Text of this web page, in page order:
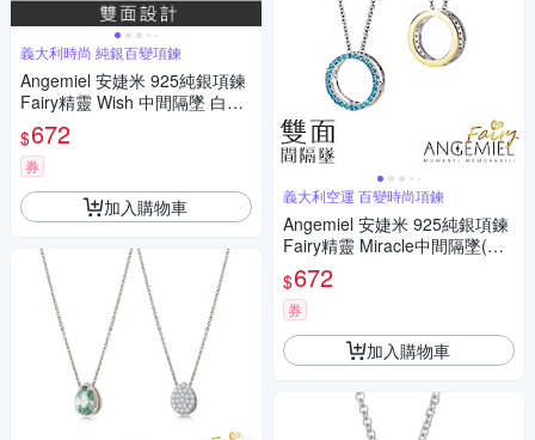
義大利時尚 純銀百變項鍊
Angemiel 安婕米 925純銀項鍊
Fairy精靈 Wish 中間隔墜 白鑽.
金
$672
券
加入購物車 義大利空運 百變時尚項鍊
Angemiel 安婕米 925純銀項鍊
Fairy精靈 Miracle中間隔墜(藍
鑽.金)
$672
券
加入購物車